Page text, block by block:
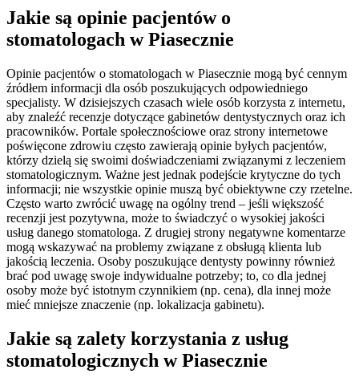
Jakie są opinie pacjentów o
stomatologach w Piasecznie
Opinie pacjentów o stomatologach w Piasecznie mogą być cennym
źródłem informacji dla osób poszukujących odpowiedniego
specjalisty. W dzisiejszych czasach wiele osób korzysta z internetu,
aby znaleźć recenzje dotyczące gabinetów dentystycznych oraz ich
pracowników. Portale społecznościowe oraz strony internetowe
poświęcone zdrowiu często zawierają opinie byłych pacjentów,
którzy dzielą się swoimi doświadczeniami związanymi z leczeniem
stomatologicznym. Ważne jest jednak podejście krytyczne do tych
informacji; nie wszystkie opinie muszą być obiektywne czy rzetelne.
Często warto zwrócić uwagę na ogólny trend – jeśli większość
recenzji jest pozytywna, może to świadczyć o wysokiej jakości
usług danego stomatologa. Z drugiej strony negatywne komentarze
mogą wskazywać na problemy związane z obsługą klienta lub
jakością leczenia. Osoby poszukujące dentysty powinny również
brać pod uwagę swoje indywidualne potrzeby; to, co dla jednej
osoby może być istotnym czynnikiem (np. cena), dla innej może
mieć mniejsze znaczenie (np. lokalizacja gabinetu).
Jakie są zalety korzystania z usług
stomatologicznych w Piasecznie